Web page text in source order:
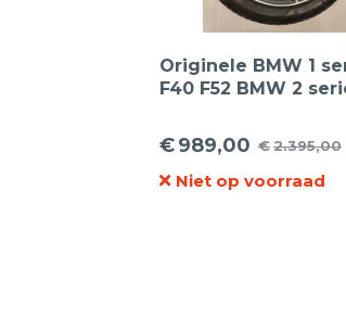
Originele BMW 1
F40 F52 BMW 2
Gran Coupe F44
549 lichtmetalen
17 inch wielset +
Goodyear
€2.395,00
Oorspronkelijke
prijs
€989,00
Huidige
prijs
Niet op voorraad